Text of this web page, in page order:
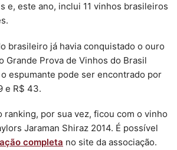
e, este ano, inclui 11 vinhos brasileiros
brasileiro já havia conquistado o ouro
Grande Prova de Vinhos do Brasil
o espumante pode ser encontrado por
e R$ 43.
ranking, por sua vez, ficou com o vinho
Jaraman Shiraz 2014. É possível
completa no site da associação.